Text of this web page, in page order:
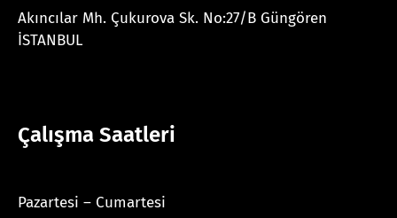
Akıncılar Mh. Çukurova Sk. No:27/B Güngören
İSTANBUL
Çalışma Saatleri
Pazartesi – Cumartesi